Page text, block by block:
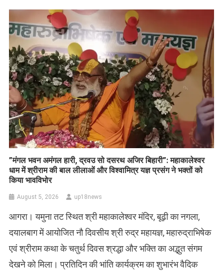
​”मंगल भवन अमंगल हारी, द्रवउ सो दसरथ अजिर बिहारी”: महाकालेश्वर
धाम में श्रीराम की बाल लीलाओं और विश्वामित्र यज्ञ प्रसंग ने भक्तों को
किया भावविभोर
August 5, 2026 up18news
आगरा। यमुना तट स्थित श्री महाकालेश्वर मंदिर, बूढ़ी का नगला,
दयालबाग में आयोजित नौ दिवसीय श्री रुद्र महायज्ञ, महारुद्राभिषेक
एवं श्रीराम कथा के चतुर्थ दिवस श्रद्धा और भक्ति का अद्भुत संगम
देखने को मिला। प्रतिदिन की भांति कार्यक्रम का शुभारंभ वैदिक